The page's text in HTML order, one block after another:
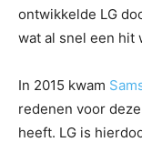
ontwikkelde LG
wat al snel een hit
In 2015 kwam
redenen voor
heeft. LG is